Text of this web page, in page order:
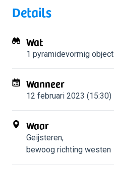
Details
Wat
1 pyramidevormig object
Wanneer
12 februari 2023 (15:30)
Waar
Geijsteren,
bewoog richting westen